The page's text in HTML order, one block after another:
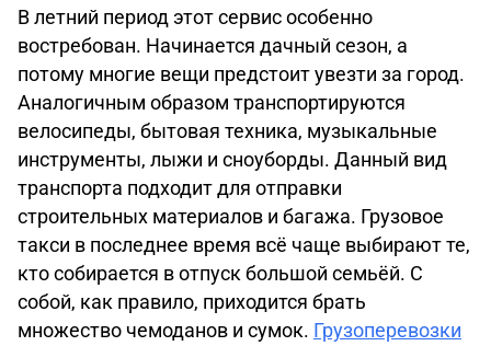
В летний период этот сервис особенно
востребован. Начинается дачный сезон, а
потому многие вещи предстоит увезти за город.
Аналогичным образом транспортируются
велосипеды, бытовая техника, музыкальные
инструменты, лыжи и сноуборды. Данный вид
транспорта подходит для отправки
строительных материалов и багажа. Грузовое
такси в последнее время всё чаще выбирают те,
кто собирается в отпуск большой семьёй. С
собой, как правило, приходится брать
множество чемоданов и сумок. Грузоперевозки